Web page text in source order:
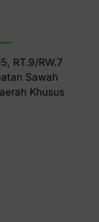
RT.9/RW.7
Sawah
Khusus